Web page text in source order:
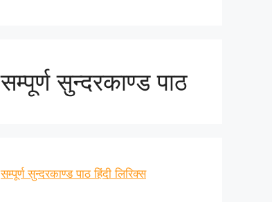
सम्पूर्ण सुन्दरकाण्ड पाठ
सम्पूर्ण सुन्दरकाण्ड पाठ हिंदी लिरिक्स